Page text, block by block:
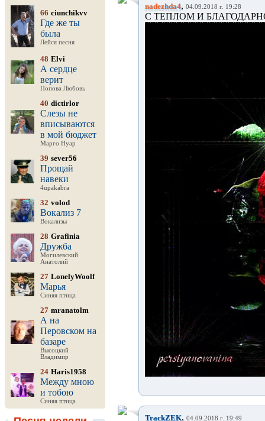
66 ciunchikvv
Где же ты
была
Лейся песня
48 Elvi
А сердце
верит
Попова Любовь
40 dictirlor
Слезы не
вписываются
в мой бюджет
Марго Нуар
39 sever56
Прощай
навеки
4upakabra
32 volod
Вокализ 7
Вокализы
28 Grafinia
Дружба
Могилевский
Анатолий
27 LonelyWoolf
Марья
Синяя птица
27 mranatolm
А на
Перовском на
базаре
Высоцкий
Владимир
24 Haris1958
Между мною
и тобою
Синяя птица
nadezhda4, 04.09.2018 г. 19:28
С ТЕПЛОМ И
TrackZEK, 04.09.2018 г. 19:49